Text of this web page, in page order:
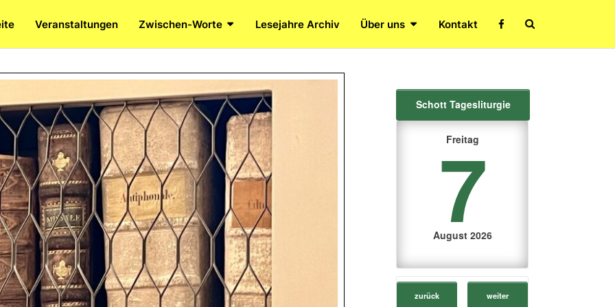
Veranstaltungen Zwischen-Worte Lesejahre Archiv Über uns Kontakt
Search
Schott Tagesliturgie
Freitag
7
August 2026
zurück weiter